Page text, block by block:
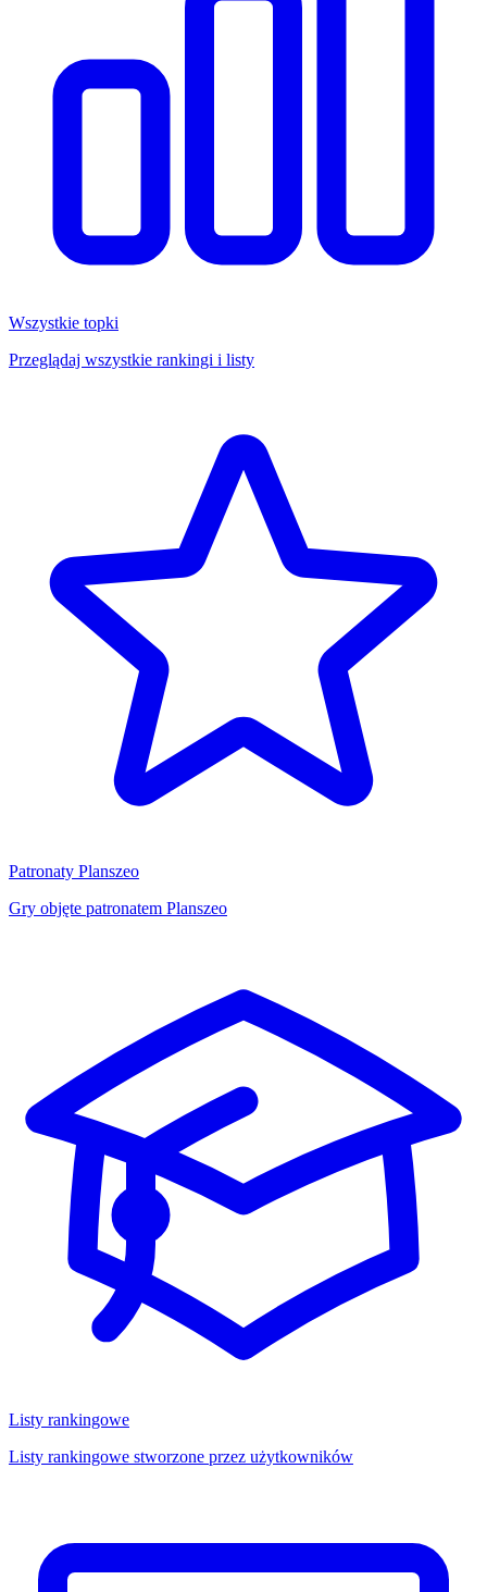
Wszystkie topki
Przeglądaj wszystkie rankingi i listy
Patronaty Planszeo
Gry objęte patronatem Planszeo
Listy rankingowe
Listy rankingowe stworzone przez użytkowników